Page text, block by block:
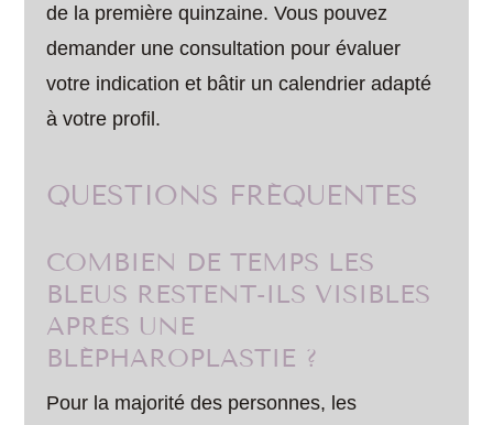
de la première quinzaine. Vous pouvez
demander une consultation pour évaluer
votre indication et bâtir un calendrier adapté
à votre profil.
QUESTIONS FRÉQUENTES
COMBIEN DE TEMPS LES
BLEUS RESTENT-ILS VISIBLES
APRÈS UNE
BLÉPHAROPLASTIE ?
Pour la majorité des personnes, les